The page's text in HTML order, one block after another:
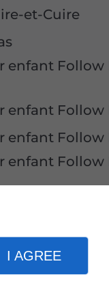
I AGREE
et-Cuire
enfant Follow
enfant Follow
enfant Follow
enfant Follow
enfant Follow
Follow
Yak